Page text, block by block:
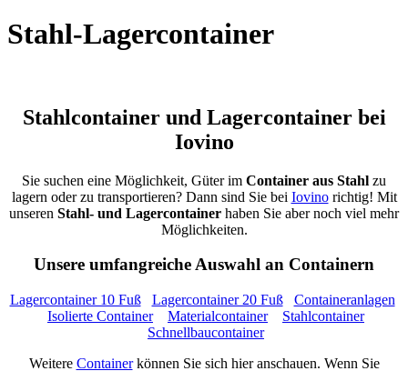
Stahl-Lagercontainer
Stahlcontainer und Lagercontainer bei
Iovino
Sie suchen eine Möglichkeit, Güter im Container aus Stahl zu
lagern oder zu transportieren? Dann sind Sie bei Iovinorichtig! Mit
unseren Stahl- und Lagercontainer haben Sie aber noch viel mehr
Möglichkeiten.
Unsere umfangreiche Auswahl an Containern
Lagercontainer 10 Fuß Lagercontainer 20 Fuß
Containeranlagen
Isolierte Container
Materialcontainer
Stahlcontainer
Schnellbaucontainer
Weitere Containerkönnen Sie sich hier anschauen. Wenn Sie